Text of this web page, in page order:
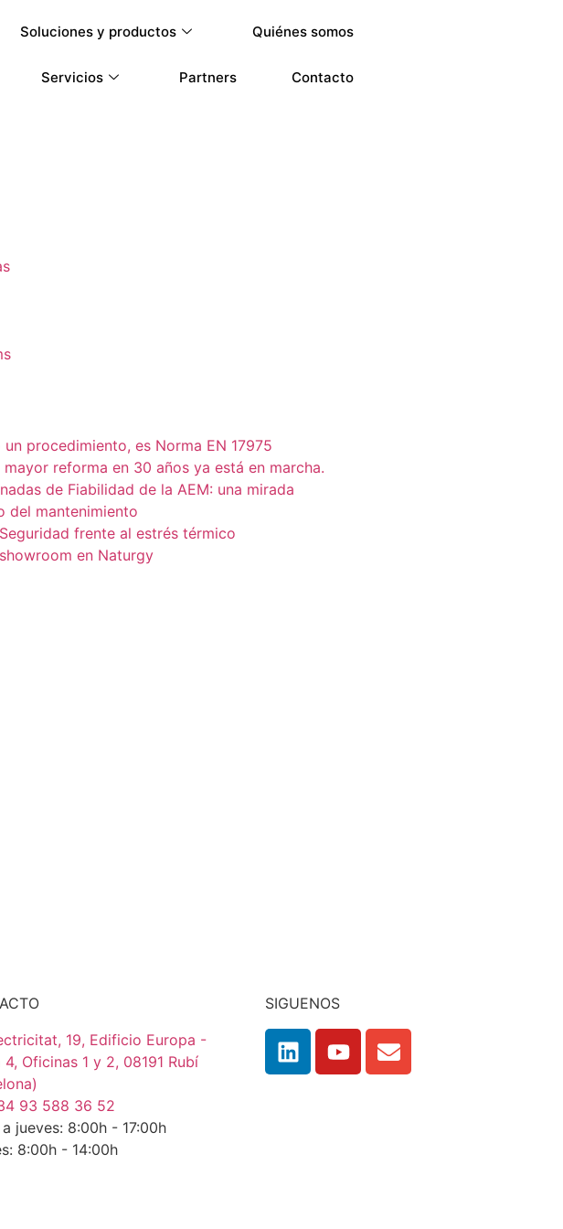
Soluciones y productos Quiénes somos
Servicios Partners Contacto
un procedimiento, es Norma EN 17975
mayor reforma en 30 años ya está en marcha.
de Fiabilidad de la AEM: una mirada
del mantenimiento
frente al estrés térmico
en Naturgy
19, Edificio Europa -
4, Oficinas 1 y 2, 08191 Rubí
93 588 36 52
a jueves: 8:00h - 17:00h
8:00h - 14:00h
SIGUENOS